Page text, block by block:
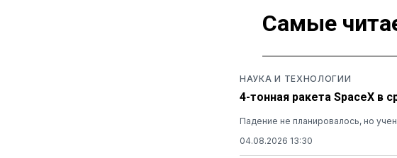
Самые
НАУКА И ТЕХНОЛОГИИ
4-тонная ракета SpaceX в
Падение не планировалось, но
04.08.2026 13:30